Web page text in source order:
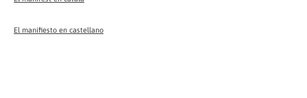
El manifiesto en castellano